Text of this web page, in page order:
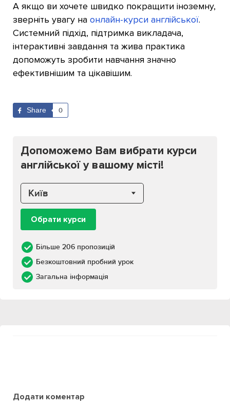
А якщо ви хочете швидко покращити іноземну,
зверніть увагу на онлайн-курси англійської.
Системний підхід, підтримка викладача,
інтерактивні завдання та жива практика
допоможуть зробити навчання значно
ефективнішим та цікавішим.
Share 0
Допоможемо Вам вибрати курси
англійської у вашому місті!
Київ
Обрати курси
Більше 206 пропозицій
Безкоштовний пробний урок
Загальна інформація
Додати коментар